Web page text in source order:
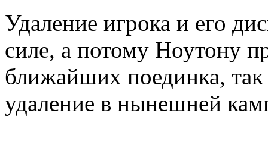
Удаление игрока и его
силе, а потому Ноутону
ближайших поединка, так
удаление в нынешней